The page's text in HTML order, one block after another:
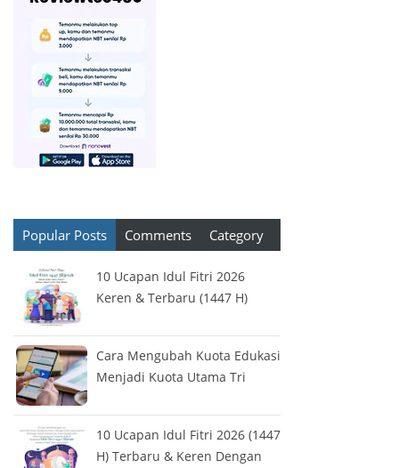
Popular Posts Comments Category
10 Ucapan Idul Fitri 2026
Keren & Terbaru (1447 H)
Cara Mengubah Kuota Edukasi
Menjadi Kuota Utama Tri
10 Ucapan Idul Fitri 2026 (1447
H) Terbaru & Keren Dengan